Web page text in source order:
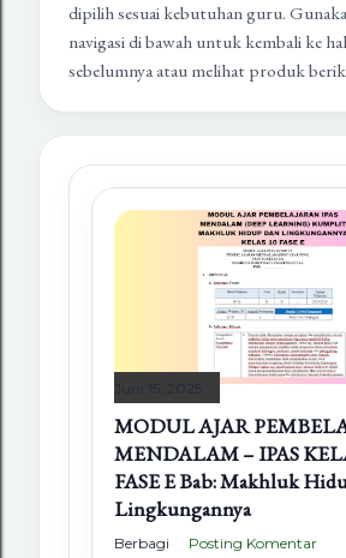
dipilih sesuai kebutuhan guru.
navigasi di bawah untuk kembali ke
sebelumnya atau melihat produk
Juni 15, 2025
MODUL AJAR
MENDALAM – IPAS
FASE E Bab: Makhluk
Lingkungannya
Berbagi Posting Komentar